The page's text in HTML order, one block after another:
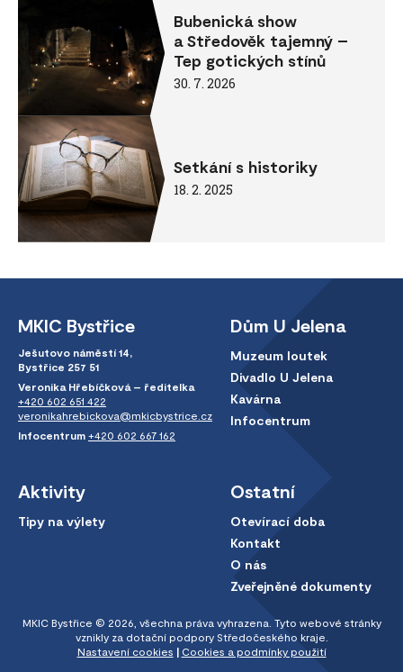
Bubenická show
a Středověk tajemný –
Tep gotických stínů
30. 7. 2026
Setkání s historiky
18. 2. 2025
MKIC Bystřice
Ješutovo náměstí 14,
Bystřice 257 51
Veronika Hřebíčková – ředitelka
+420 602 651 422
veronikahrebickova@mkicbystrice.cz
Infocentrum +420 602 667 162
Dům U Jelena
Muzeum loutek
Divadlo U Jelena
Kavárna
Infocentrum
Aktivity
Tipy na výlety
Ostatní
Otevírací doba
Kontakt
O nás
Zveřejněné dokumenty
MKIC Bystřice © 2026, všechna práva vyhrazena. Tyto webové stránky
vznikly za dotační podpory Středočeského kraje.
Nastavení cookies | Cookies a podmínky použití